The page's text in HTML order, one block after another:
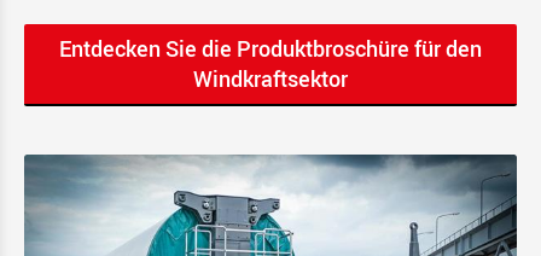
Entdecken Sie die Produktbroschüre für den
Windkraftsektor